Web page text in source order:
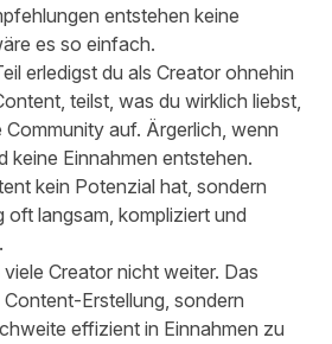
entstehen keine
es so einfach.
erledigst du als Creator ohnehin
teilst, was du wirklich liebst,
auf. Ärgerlich, wenn
keine Einnahmen entstehen.
kein Potenzial hat, sondern
oft langsam, kompliziert und
Creator nicht weiter. Das
Erstellung, sondern
effizient in Einnahmen zu